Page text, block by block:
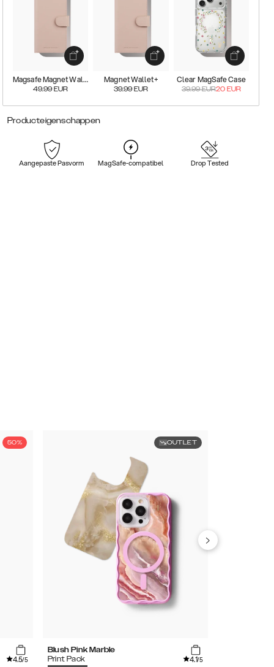
Magsafe Magnet Wallet+
49.99 EUR
Magnet Wallet+
39.99 EUR
Clear MagSafe Case
39.99EUR20 EUR
Producteigenschappen
Aangepaste Pasvorm MagSafe-compatibel Drop Tested
50%
4.5/5
OUTLET
Blush Pink Marble
Print Pack
4.1/5